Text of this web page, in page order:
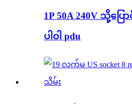
1P 50A 240V သို့ပြေ
ပါဝါ pdu